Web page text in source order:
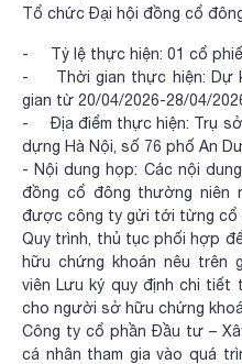
Tổ chức Đại hội đồng cổ
- Tỷ lệ thực hiện: 01 cổ
- Thời gian thực hiện: Dự
gian từ 20/04/2026-28/04/
- Địa điểm thực hiện: Trụ
dựng Hà Nội, số 76 phố An
- Nội dung họp: Các nội
đồng cổ đông thường niên
được công ty gửi tới từng cổ
Quy trình, thủ tục phối hợp
hữu chứng khoán nêu trên
viên Lưu ký quy định chi tiết
cho người sở hữu chứng
Công ty cổ phần Đầu tư –
cá nhân tham gia vào quá